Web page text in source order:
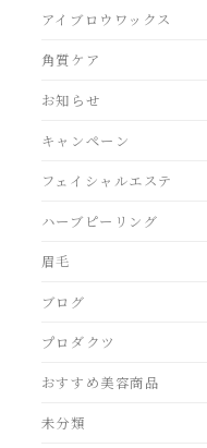
アイブロウワックス
角質ケア
お知らせ
キャンペーン
フェイシャルエステ
ハーブピーリング
眉毛
ブログ
プロダクツ
おすすめ美容商品
未分類